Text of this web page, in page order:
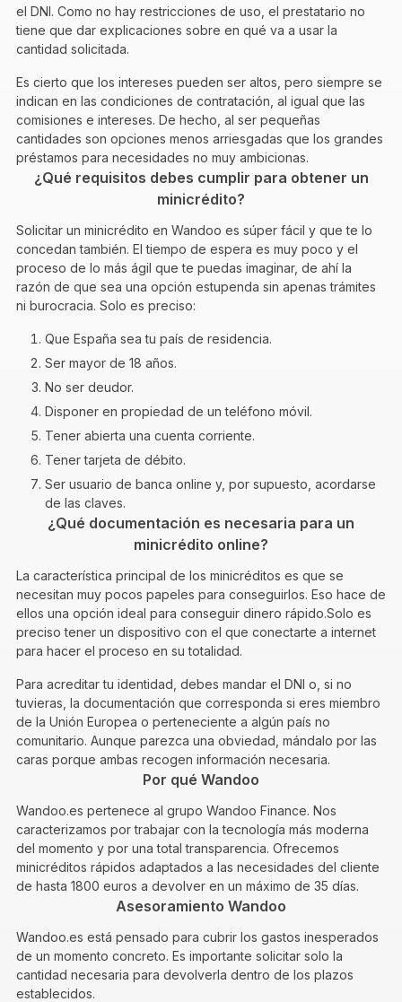
el DNI. Como no hay restricciones de uso, el prestatario no
tiene que dar explicaciones sobre en qué va a usar la
cantidad solicitada.
Es cierto que los intereses pueden ser altos, pero siempre se
indican en las condiciones de contratación, al igual que las
comisiones e intereses. De hecho, al ser pequeñas
cantidades son opciones menos arriesgadas que los grandes
préstamos para necesidades no muy ambicionas.
¿Qué requisitos debes cumplir para obtener un
minicrédito?
Solicitar un minicrédito en Wandoo es súper fácil y que te lo
concedan también. El tiempo de espera es muy poco y el
proceso de lo más ágil que te puedas imaginar, de ahí la
razón de que sea una opción estupenda sin apenas trámites
ni burocracia. Solo es preciso:
Que España sea tu país de residencia.
Ser mayor de 18 años.
No ser deudor.
Disponer en propiedad de un teléfono móvil.
Tener abierta una cuenta corriente.
Tener tarjeta de débito.
Ser usuario de banca online y, por supuesto, acordarse
de las claves.
¿Qué documentación es necesaria para un
minicrédito online?
La característica principal de los minicréditos es que se
necesitan muy pocos papeles para conseguirlos. Eso hace de
ellos una opción ideal para conseguir dinero rápido.Solo es
preciso tener un dispositivo con el que conectarte a internet
para hacer el proceso en su totalidad.
Para acreditar tu identidad, debes mandar el DNI o, si no
tuvieras, la documentación que corresponda si eres miembro
de la Unión Europea o perteneciente a algún país no
comunitario. Aunque parezca una obviedad, mándalo por las
caras porque ambas recogen información necesaria.
Por qué Wandoo
Wandoo.es pertenece al grupo Wandoo Finance. Nos
caracterizamos por trabajar con la tecnología más moderna
del momento y por una total transparencia. Ofrecemos
minicréditos rápidos adaptados a las necesidades del cliente
de hasta 1800 euros a devolver en un máximo de 35 días.
Asesoramiento Wandoo
Wandoo.es está pensado para cubrir los gastos inesperados
de un momento concreto. Es importante solicitar solo la
cantidad necesaria para devolverla dentro de los plazos
establecidos.